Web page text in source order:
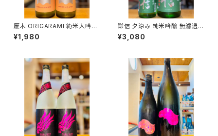
雁木 ORIGARAMI 純米大吟醸
500ml１本（八百新酒造・山口
県岩国市今津町）
¥1,980
謙信 夕涼み 純米吟醸 無濾過生
1800ml１本（池田屋酒造・新潟
県糸魚川市新鉄）
¥3,080